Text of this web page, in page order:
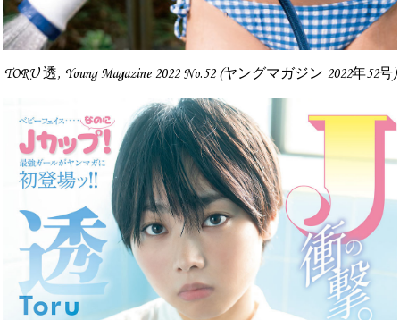
TORU 透, Young Magazine 2022 No.52 (ヤングマガジン 2022年52号)